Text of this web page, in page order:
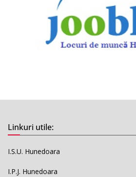
Linkuri utile:
I.S.U. Hunedoara
I.P.J. Hunedoara